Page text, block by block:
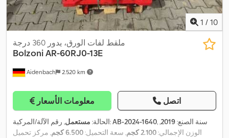
1 / 10
Aidenbach 2.520 km
ملقط لفات الورق، يدور 360 درجة
BolzoniAR-60RJ0-13E
معلومات الأسعار اتصل
الحالة: مستعمل , رقم الآلة/المركبة:AB-2024-1640 , سنة الصنع:2019
,
الوزن الإجمالي:2.100 كجم , سعة التحميل:6.500 كجم
, مركز تحميل